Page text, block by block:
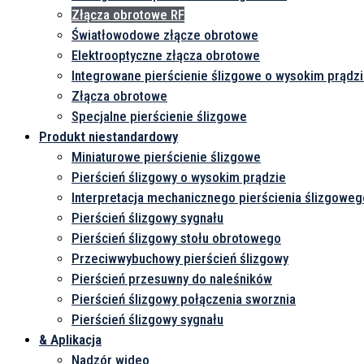
Złącza obrotowe RF
Światłowodowe złącze obrotowe
Elektrooptyczne złącza obrotowe
Integrowane pierścienie ślizgowe o wysokim
Złącza obrotowe
Specjalne pierścienie ślizgowe
Produkt niestandardowy
Miniaturowe pierścienie ślizgowe
Pierścień ślizgowy o wysokim prądzie
Interpretacja mechanicznego pierścienia
Pierścień ślizgowy sygnału
Pierścień ślizgowy stołu obrotowego
Przeciwwybuchowy pierścień ślizgowy
Pierścień przesuwny do naleśników
Pierścień ślizgowy połączenia sworznia
Pierścień ślizgowy sygnału
& Aplikacja
Nadzór wideo